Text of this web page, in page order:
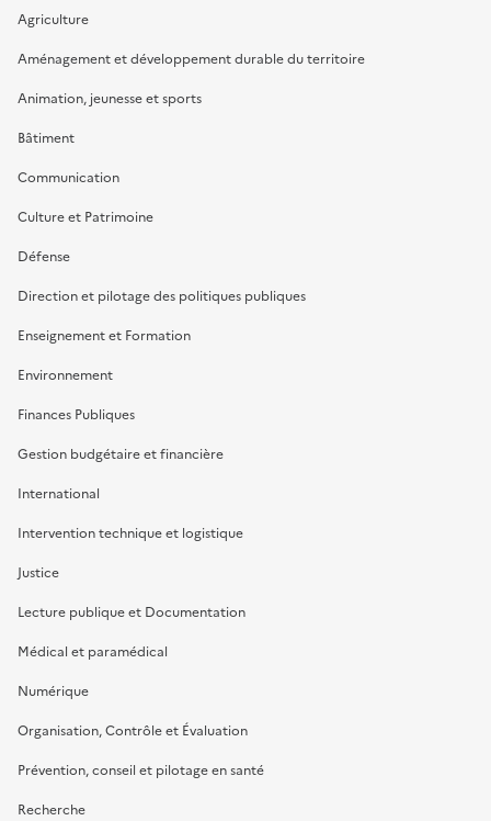
Agriculture
Aménagement et développement durable du territoire
Animation, jeunesse et sports
Bâtiment
Communication
Culture et Patrimoine
Défense
Direction et pilotage des politiques publiques
Enseignement et Formation
Environnement
Finances Publiques
Gestion budgétaire et financière
International
Intervention technique et logistique
Justice
Lecture publique et Documentation
Médical et paramédical
Numérique
Organisation, Contrôle et Évaluation
Prévention, conseil et pilotage en santé
Recherche